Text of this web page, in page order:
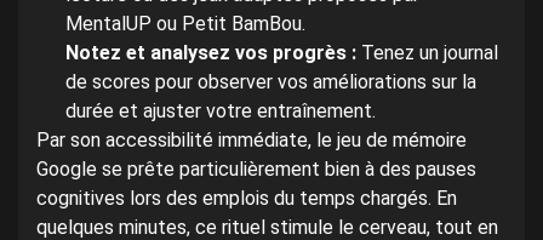
MentalUP ou Petit BamBou.
Notez et analysez vos progrès : Tenez un journal
de scores pour observer vos améliorations sur la
durée et ajuster votre entraînement.
Par son accessibilité immédiate, le jeu de mémoire
Google se prête particulièrement bien à des pauses
cognitives lors des emplois du temps chargés. En
quelques minutes, ce rituel stimule le cerveau, tout en